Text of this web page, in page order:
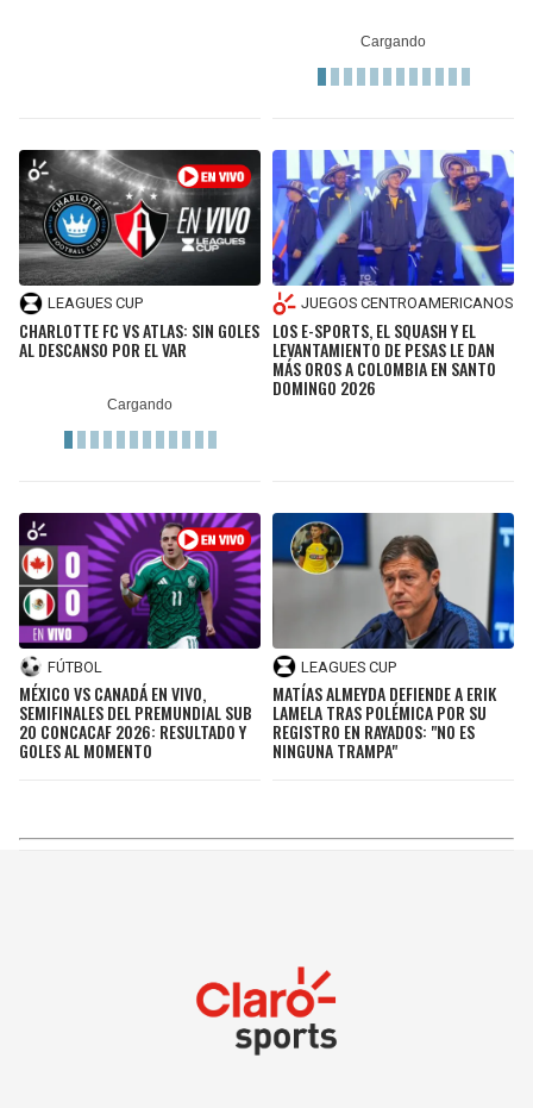
LEAGUES CUP
CHARLOTTE FC VS ATLAS: SIN GOLES
AL DESCANSO POR EL VAR
JUEGOS CENTROAMERICANOS
LOS E-SPORTS, EL SQUASH Y EL
LEVANTAMIENTO DE PESAS LE DAN
MÁS OROS A COLOMBIA EN SANTO
DOMINGO 2026
FÚTBOL
MÉXICO VS CANADÁ EN VIVO,
SEMIFINALES DEL PREMUNDIAL SUB
20 CONCACAF 2026: RESULTADO Y
GOLES AL MOMENTO
LEAGUES CUP
MATÍAS ALMEYDA DEFIENDE A ERIK
LAMELA TRAS POLÉMICA POR SU
REGISTRO EN RAYADOS: "NO ES
NINGUNA TRAMPA"